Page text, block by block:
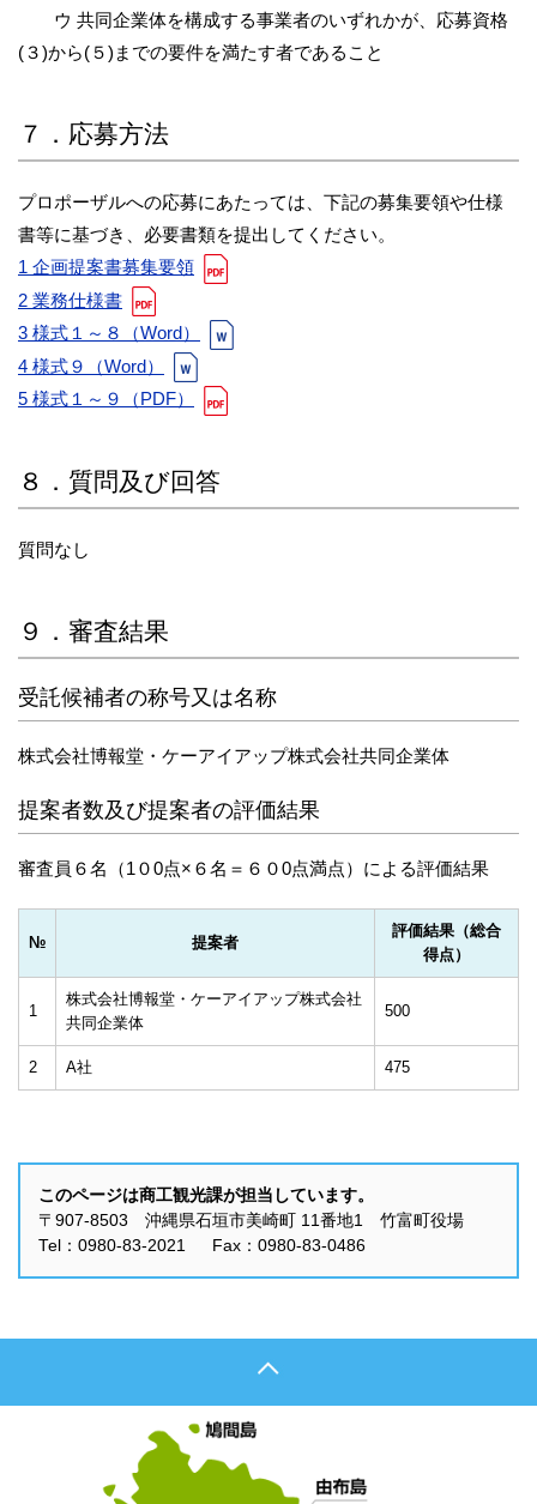
ウ 共同企業体を構成する事業者のいずれかが、応募資格
(３)から(５)までの要件を満たす者であること
７．応募方法
プロポーザルへの応募にあたっては、下記の募集要領や仕様
書等に基づき、必要書類を提出してください。
1 企画提案書募集要領
2 業務仕様書
3 様式１～８（Word）
4 様式９（Word）
5 様式１～９（PDF）
８．質問及び回答
質問なし
９．審査結果
受託候補者の称号又は名称
株式会社博報堂・ケーアイアップ株式会社共同企業体
提案者数及び提案者の評価結果
審査員６名（1０0点×６名＝６０0点満点）による評価結果
№ 提案者
評価結果（総合
得点）
1
株式会社博報堂・ケーアイアップ株式会社
共同企業体
500
2 A社 475
このページは商工観光課が担当しています。
〒907-8503 沖縄県石垣市美崎町 11番地1 竹富町役場
Tel：0980-83-2021 Fax：0980-83-0486